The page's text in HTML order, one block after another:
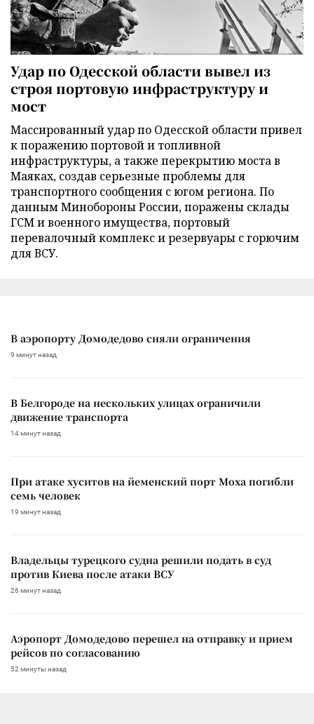
Удар по Одесской области вывел из
строя портовую инфраструктуру и
мост
Массированный удар по Одесской области привел
к поражению портовой и топливной
инфраструктуры, а также перекрытию моста в
Маяках, создав серьезные проблемы для
транспортного сообщения с югом региона. По
данным Минобороны России, поражены склады
ГСМ и военного имущества, портовый
перевалочный комплекс и резервуары с горючим
для ВСУ.
В аэропорту Домодедово сняли ограничения
9 минут назад
В Белгороде на нескольких улицах ограничили
движение транспорта
14 минут назад
При атаке хуситов на йеменский порт Моха погибли
семь человек
19 минут назад
Владельцы турецкого судна решили подать в суд
против Киева после атаки ВСУ
26 минут назад
Аэропорт Домодедово перешел на отправку и прием
рейсов по согласованию
52 минуты назад